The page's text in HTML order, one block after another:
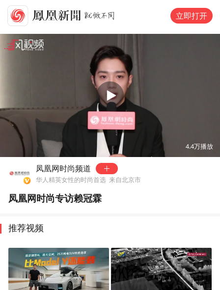
立即打开
00:00 03:31
4.4万播放
凤凰网时尚频道
华人精英女性的时尚首选 来自北京市
凤凰网时尚专访赖冠霖
推荐视频